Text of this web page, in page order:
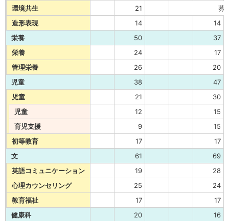
環境共生
21
募
造形表現
14
14
栄養
50
37
栄養
24
17
管理栄養
26
20
児童
38
47
児童
21
30
児童
12
15
育児支援
9
15
初等教育
17
17
文
61
69
英語コミュニケーション
19
28
心理カウンセリング
25
24
教育福祉
17
17
健康科
20
16